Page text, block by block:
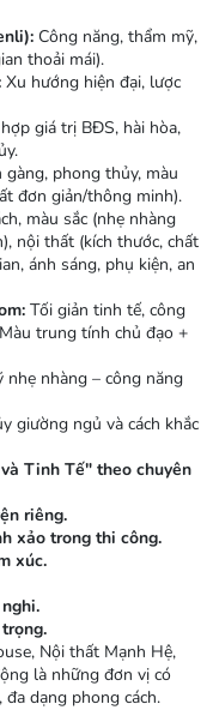
Công năng, thẩm mỹ,
thoải mái).
Xu hướng hiện đại, lược
giá trị BĐS, hài hòa,
phong thủy, màu
đơn giản/thông minh).
màu sắc (nhẹ nhàng
nội thất (kích thước, chất
ánh sáng, phụ kiện, an
Tối giản tinh tế, công
trung tính chủ đạo +
nhẹ nhàng – công năng
giường ngủ và cách khắc
Tinh Tế" theo chuyên
riêng.
xảo trong thi công.
xúc.
Nội thất Mạnh Hệ,
là những đơn vị có
dạng phong cách.